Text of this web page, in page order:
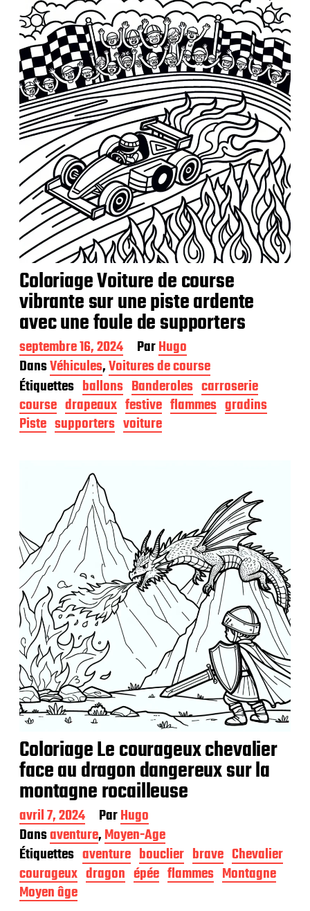
l
i
c
a
t
i
o
n
Coloriage Voiture de course
vibrante sur une piste ardente
avec une foule de supporters
D
a
t
e
d
e
p
t
i
o
n
septembre 16, 2024 ParHugo
DansVéhicules,Voitures de course
Étiquettes ballons Banderoles carroserie
course drapeaux festive flammes gradins
Piste supporters voiture
Coloriage Le courageux chevalier
face au dragon dangereux sur la
montagne rocailleuse
D
a
t
e
d
e
p
avril 7, 2024 ParHugo
Dansaventure,Moyen-Age
Étiquettes aventure bouclier brave Chevalier
courageux dragon épée flammes Montagne
Moyen âge